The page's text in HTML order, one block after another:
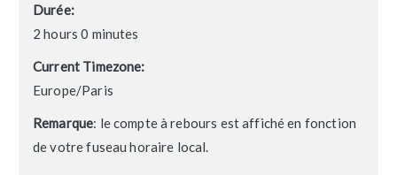
Durée:
2 hours 0 minutes
Current Timezone:
Europe/Paris
Remarque: le compte à rebours est affiché en fonction
de votre fuseau horaire local.